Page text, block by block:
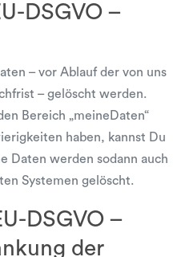
–
– vor Ablauf der von uns
– gelöscht werden.
Bereich „meineDaten“
haben, kannst Du
Daten werden sodann auch
Systemen gelöscht.
–
der